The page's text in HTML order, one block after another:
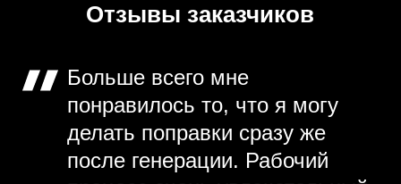
Отзывы заказчиков
Больше всего мне
понравилось то, что я могу
делать поправки сразу же
после генерации. Рабочий